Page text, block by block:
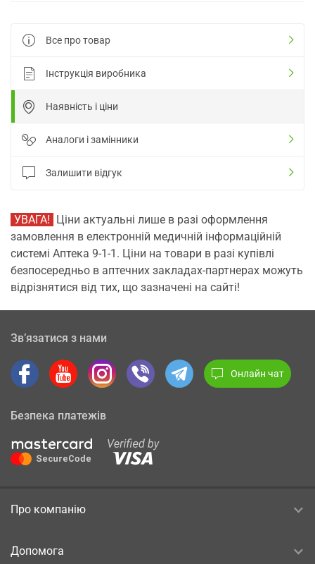
Все про товар
Інструкція виробника
Наявність і ціни
Аналоги і замінники
Залишити відгук
УВАГА! Ціни актуальні лише в разі оформлення
замовлення в електронній медичній інформаційній
системі Аптека 9-1-1. Ціни на товари в разі купівлі
безпосередньо в аптечних закладах-партнерах можуть
відрізнятися від тих, що зазначені на сайті!
Зв’язатися з нами
Онлайн чат
Безпека платежів
Про компанію
Допомога